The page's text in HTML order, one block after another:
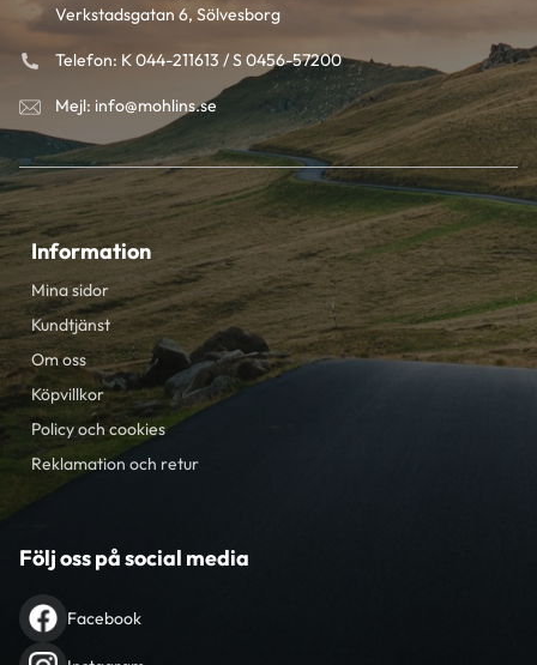
Verkstadsgatan 6, Sölvesborg
Telefon: K 044-211613 / S 0456-57200
Mejl: info@mohlins.se
Information
Mina sidor
Kundtjänst
Om oss
Köpvillkor
Policy och cookies
Reklamation och retur
Följ oss på social media
Facebook